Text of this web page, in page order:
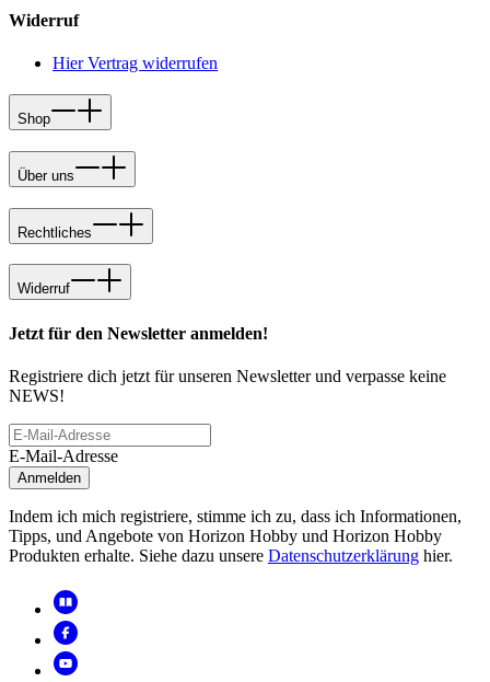
Widerruf
Hier Vertrag widerrufen
Shop
Über uns
Rechtliches
Widerruf
Jetzt für den Newsletter anmelden!
Registriere dich jetzt für unseren Newsletter und verpasse keine
NEWS!
E-Mail-Adresse
Anmelden
Indem ich mich registriere, stimme ich zu, dass ich Informationen,
Tipps, und Angebote von Horizon Hobby und Horizon Hobby
Produkten erhalte. Siehe dazu unsere Datenschutzerklärung hier.